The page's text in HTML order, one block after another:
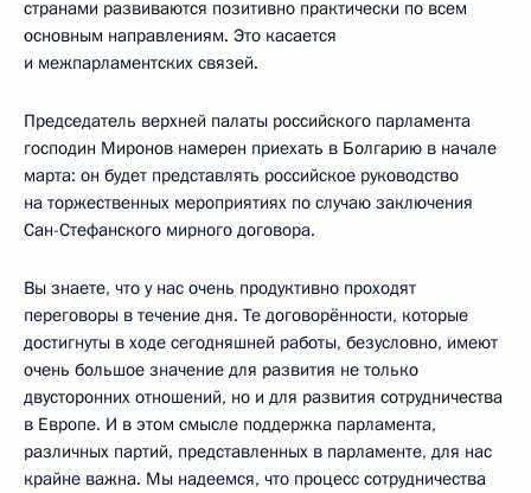
странами развиваются позитивно практически по всем
основным направлениям. Это касается
и межпарламентских связей.
Председатель верхней палаты российского парламента
господин Миронов намерен приехать в Болгарию в начале
марта: он будет представлять российское руководство
на торжественных мероприятиях по случаю заключения
Сан-Стефанского мирного договора.
Вы знаете, что у нас очень продуктивно проходят
переговоры в течение дня. Те договорённости, которые
достигнуты в ходе сегодняшней работы, безусловно, имеют
очень большое значение для развития не только
двусторонних отношений, но и для развития сотрудничества
в Европе. И в этом смысле поддержка парламента,
различных партий, представленных в парламенте, для нас
крайне важна. Мы надеемся, что процесс сотрудничества